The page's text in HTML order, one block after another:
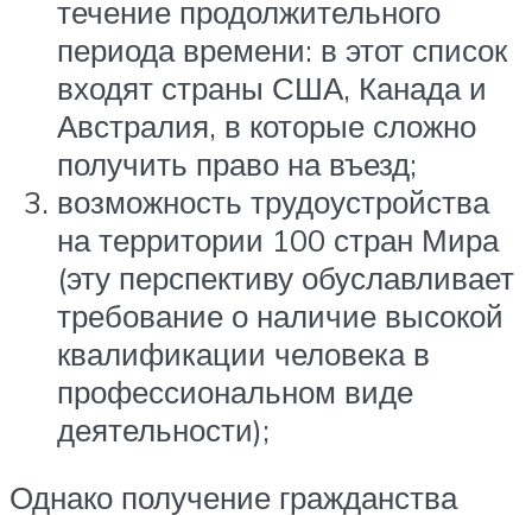
течение продолжительного
периода времени: в этот список
входят страны США, Канада и
Австралия, в которые сложно
получить право на въезд;
возможность трудоустройства
на территории 100 стран Мира
(эту перспективу обуславливает
требование о наличие высокой
квалификации человека в
профессиональном виде
деятельности);
Однако получение гражданства